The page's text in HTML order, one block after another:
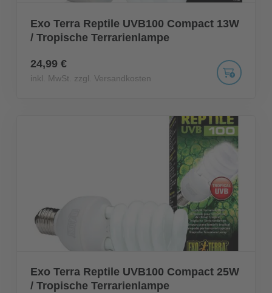
Exo Terra Reptile UVB100 Compact 13W
/ Tropische Terrarienlampe
24,99 €
inkl. MwSt. zzgl. Versandkosten
Exo Terra Reptile UVB100 Compact 25W
/ Tropische Terrarienlampe